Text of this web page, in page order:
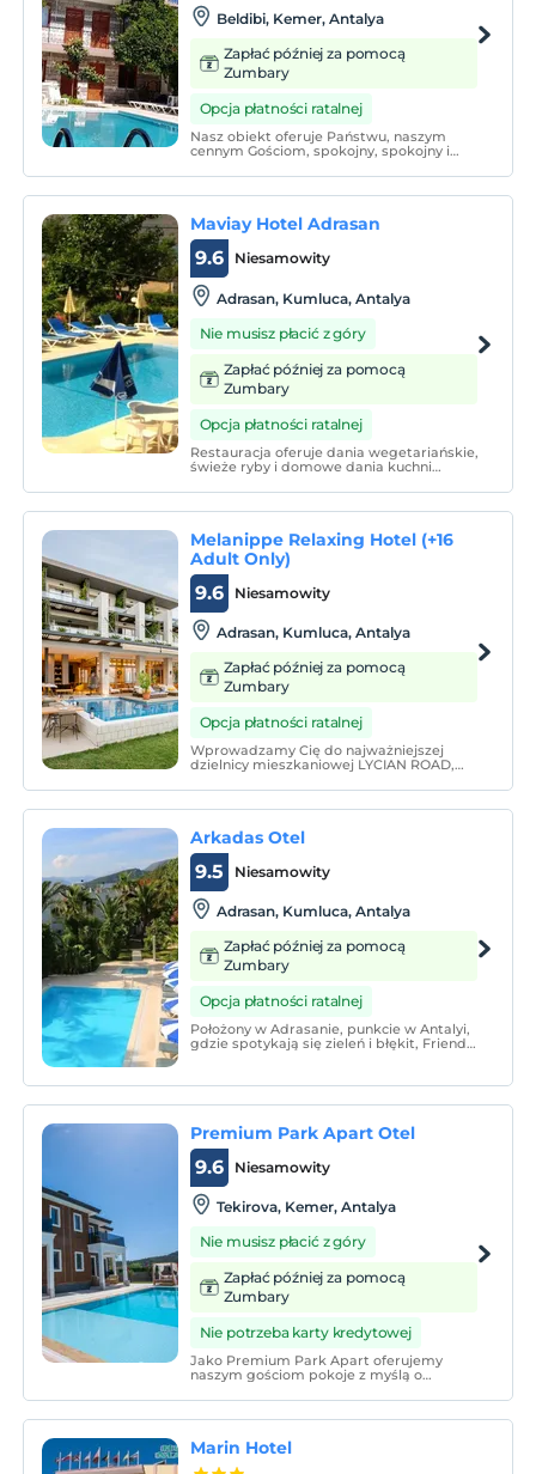
Beldibi, Kemer, Antalya
Zapłać później za pomocą
Zumbary
Opcja płatności ratalnej
Nasz obiekt oferuje Państwu, naszym
cennym Gościom, spokojny, spokojny i
pomarańczowych. Działamy jako firma
rodzinna od 22 lat. To jest 250 metrów (5
Maviay Hotel Adrasan
Niesamowity
9.6
Adrasan, Kumluca, Antalya
Nie musisz płacić z góry
Zapłać później za pomocą
Zumbary
Opcja płatności ratalnej
Restauracja oferuje dania wegetariańskie,
świeże ryby i domowe dania kuchni
dań, zasmakujesz w swoich
podniebieniach. W hotelu Maviay można
na bezpłatnych leżakach.
Melanippe Relaxing Hotel (+16
Adult Only)
Niesamowity
9.6
Adrasan, Kumluca, Antalya
Zapłać później za pomocą
Zumbary
Opcja płatności ratalnej
Wprowadzamy Cię do najważniejszej
dzielnicy mieszkaniowej LYCIAN ROAD,
pierwszej dziesiątce na świecie;
Zapraszamy do RELAKSUJĄCEGO HOTELU
przyrodę i geografię tej cywilizacji i całkow
Arkadas Otel
Niesamowity
9.5
Adrasan, Kumluca, Antalya
Zapłać później za pomocą
Zumbary
Opcja płatności ratalnej
Położony w Adrasanie, punkcie w Antalyi,
gdzie spotykają się zieleń i błękit, Friend
Premium Park Apart Otel
Niesamowity
9.6
Tekirova, Kemer, Antalya
Nie musisz płacić z góry
Zapłać później za pomocą
Zumbary
Nie potrzeba karty kredytowej
Jako Premium Park Apart oferujemy
naszym gościom pokoje z myślą o
Państwa komfortu w jakości standardu
życia, z wszelkimi udogodnieniami
Marin Hotel